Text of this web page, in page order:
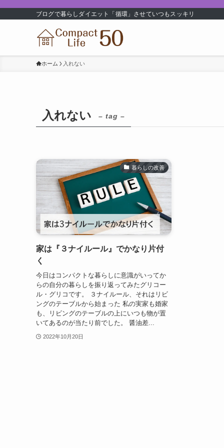
ブログで暮らしダイエット「循環」させていつもスッキリ
ホーム 入れない
入れない – tag –
暮らしの改善
家は『３ナイルール』でかなり片付
く
今日はコンパクトな暮らしに意識がいってか
らの自分の暮らしを振り返ってみたグリコー
ル・グリコです。 ３ナイルール、それはリビ
ングのテーブルから始まった 私の実家も婚家
も、リビングのテーブルの上にいつも物が置
いてあるのが当たり前でした。 醤油差...
2022年10月20日